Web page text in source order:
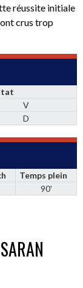
réussite initiale
crus trop
V
D
Temps plein
90'